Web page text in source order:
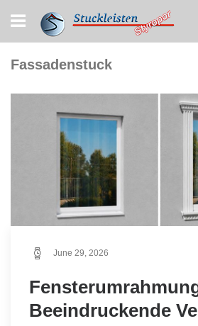
to
Content
Fassadenstuck
June 29, 2026
Beeindruckende